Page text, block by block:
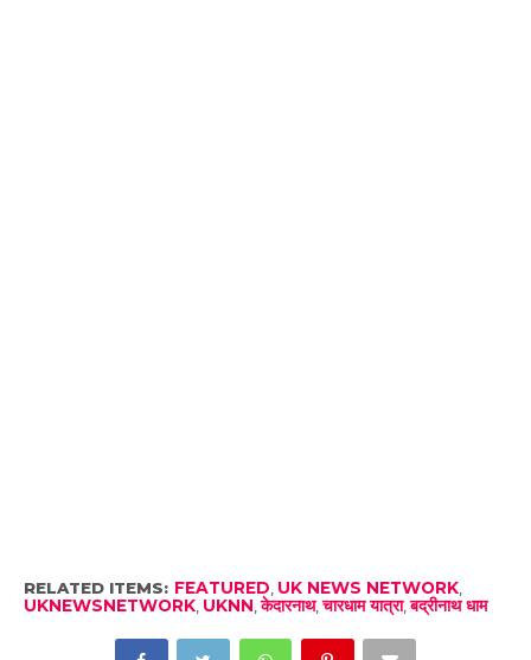
RELATED ITEMS: FEATURED UK NEWS NETWORK,
UKNEWSNETWORK, UKNN ,केदारनाथ,चारधाम यात्रा,बद्रीनाथ धाम